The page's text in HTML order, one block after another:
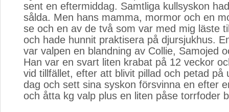
sent en eftermiddag. Samtliga kullsyskon
sålda. Men hans mamma, mormor och en
se och en av de två som var med mig läste
och hade hunnit praktisera på djursjukhus.
var valpen en blandning av Collie, Samojed
Han var en svart liten krabat på 12 veckor
vid tillfället, efter att blivit pillad och petad på
dag och sett sina syskon försvinna en efter
och åtta kg valp plus en liten påse torrfoder